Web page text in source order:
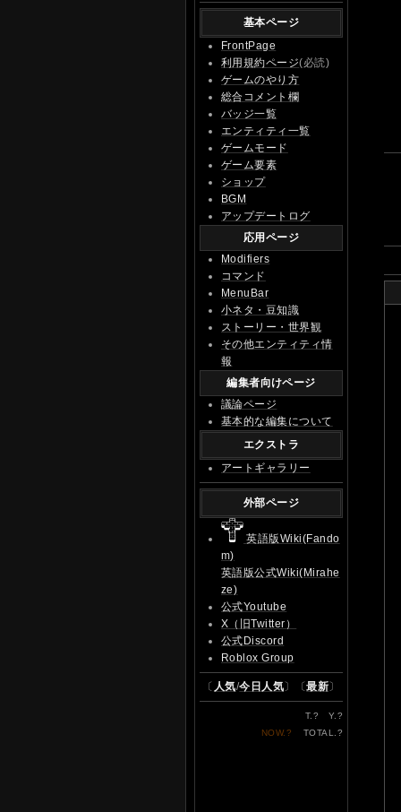
基本ページ
FrontPage
利用規約ページ(必読)
ゲームのやり方
総合コメント欄
バッジ一覧
エンティティ一覧
ゲームモード
ゲーム要素
ショップ
BGM
アップデートログ
応用ページ
Modifiers
コマンド
MenuBar
小ネタ・豆知識
ストーリー・世界観
その他エンティティ情
報
編集者向けページ
議論ページ
基本的な編集について
エクストラ
アートギャラリー
外部ページ
英語版Wiki(Fando
m)
英語版公式Wiki(Mirahe
ze)
公式Youtube
X（旧Twitter）
公式Discord
Roblox Group
〔 人気/今日人気〕〔最新〕
T. ? Y. ?
NOW.? TOTAL. ?